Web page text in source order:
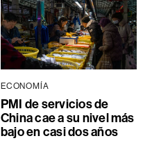
ECONOMÍA
PMI de servicios de
China cae a su nivel más
bajo en casi dos años